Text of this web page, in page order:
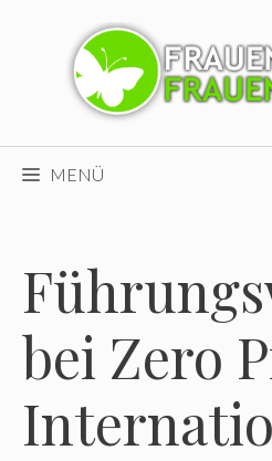
MENÜ
bei Zero